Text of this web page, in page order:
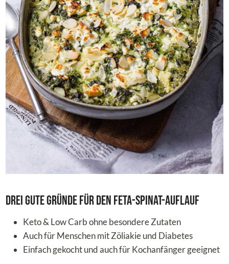
Drei gute Gründe für den Feta-Spinat-Auflauf
Keto & Low Carb ohne besondere Zutaten
Auch für Menschen mit Zöliakie und Diabetes
Einfach gekocht und auch für Kochanfänger geeignet